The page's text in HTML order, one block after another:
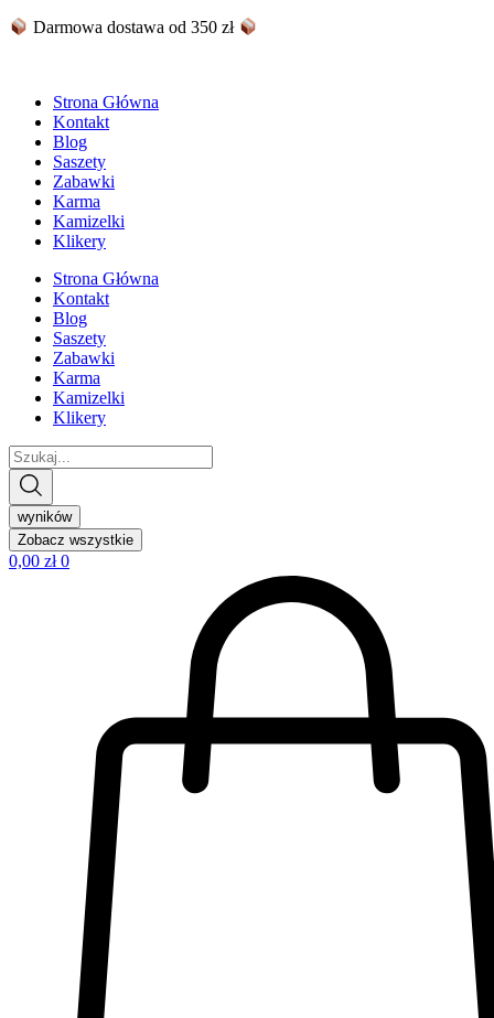
SkipDarmowa dostawa od 350 zł
Strona Główna
Kontakt
Blog
Saszety
Zabawki
Karma
Kamizelki
Klikery
Strona Główna
Kontakt
Blog
Saszety
Zabawki
Karma
Kamizelki
Klikery
Search
...
wyników
Zobacz wszystkie
0,00 zł 0